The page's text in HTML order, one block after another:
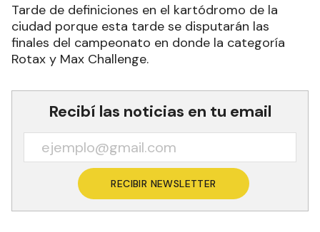
Tarde de definiciones en el kartódromo de la
ciudad porque esta tarde se disputarán las
finales del campeonato en donde la categoría
Rotax y Max Challenge.
Recibí las noticias en tu email
RECIBIR NEWSLETTER